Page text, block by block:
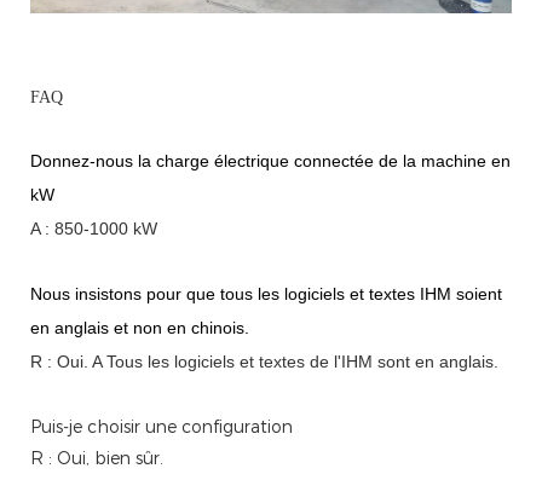
FAQ
Donnez-nous la charge électrique connectée de la machine en
kW
A : 850-1000 kW
Nous insistons pour que tous les logiciels et textes IHM soient
en anglais et non en chinois.
R : Oui. ATous les logiciels et textes de l'IHM sont en anglais.
Puis-je choisir une configuration
R : Oui, bien sûr.